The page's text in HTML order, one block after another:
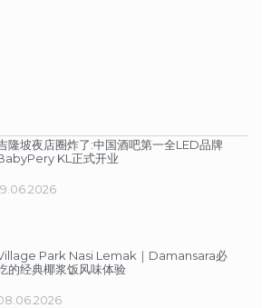
隆坡夜店圈炸了:中国酒吧第一全LED品牌
KL正式开业
Park Nasi Lemak｜Damansara必
的经典椰浆饭风味体验